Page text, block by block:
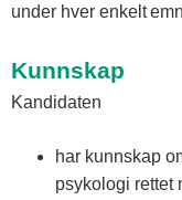
under hver enkelt
Kunnskap
Kandidaten
har kunnskap
psykologi rettet